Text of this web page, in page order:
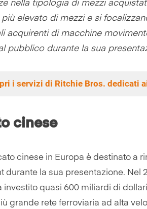
nella tipologia di mezzi
più elevato di mezzi e si
acquirenti di macchine
pubblico durante la sua
i servizi di Ritchie Bros. dedicati
cinese
cinese in Europa è destinato a
durante la sua presentazione. Nel
investito quasi 600 miliardi di
grande rete ferroviaria ad alta